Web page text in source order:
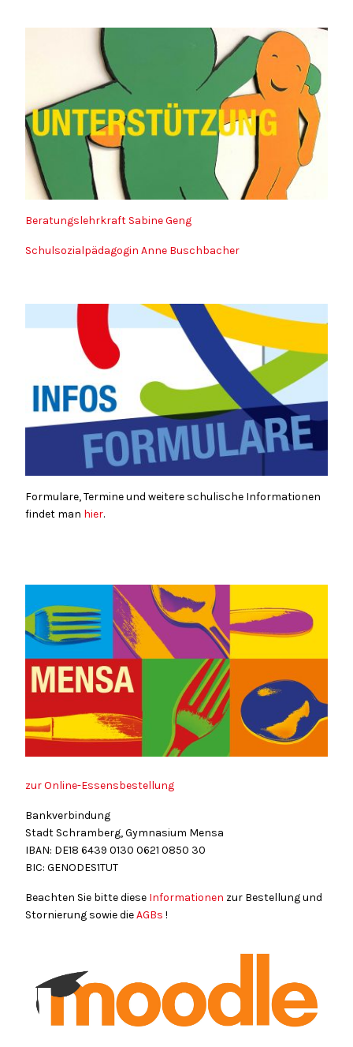
Beratungslehrkraft Sabine Geng
Schulsozialpädagogin Anne Buschbacher
Formulare, Termine und weitere schulische Informationen
findet man hier.
zur Online-Essensbestellung
Bankverbindung
Stadt Schramberg, Gymnasium Mensa
IBAN: DE18 6439 0130 0621 0850 30
BIC: GENODES1TUT
Beachten Sie bitte diese Informationen zur Bestellung und
Stornierung sowie dieAGBs !